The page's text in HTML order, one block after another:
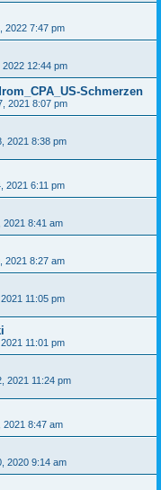
2022 7:47 pm
2022 12:44 pm
Schmerzen
2021 8:07 pm
2021 8:38 pm
2021 6:11 pm
2021 8:41 am
2021 8:27 am
11:05 pm
11:01 pm
2021 11:24 pm
2021 8:47 am
2020 9:14 am